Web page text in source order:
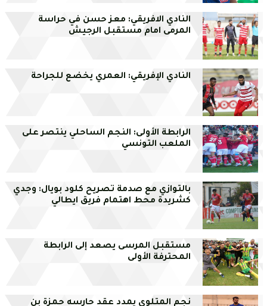
النادي الافريقي: معز حسن في حراسة
المرمى امام مستقبل الرجيش
النادي الإفريقي: العمري يخضع للجراحة
الرابطة الأولى: النجم الساحلي ينتصر على
الملعب التونسي
بالتوازي مع صدمة تصريح كلود بويال: وجدي
كشريدة محط اهتمام فريق ايطالي
مستقبل المرسى يصعد إلى الرابطة
المحترفة الأولى
نجم المتلوي يمدد عقد حارسه حمزة بن